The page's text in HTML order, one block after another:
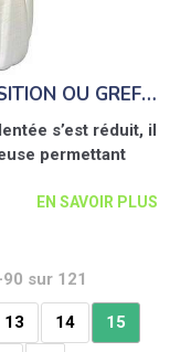
LA GREFFE OSSEUSE D'APPOSITION OU GREFFE EN ONLAY
s’est réduit, il
permettant
EN SAVOIR PLUS
sur 121
13 14 15